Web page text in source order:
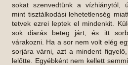
sokat szenvedtünk a vízhiánytól,
mint tisztálkodási lehetetlenség
tetvek ezrei leptek el mindenkit.
sok diarás beteg járt, és itt
várakozni. Ha a sor nem volt elég
sorjára várni, azt a mindent
lelőtte. Egyébként nem kellett